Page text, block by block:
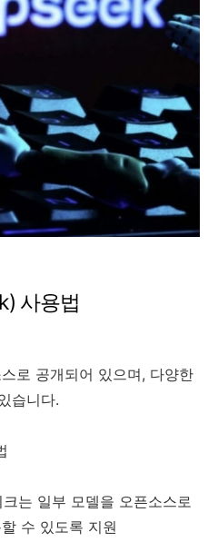
사용법
로 공개되어 있으며, 다양한
습니다.
는 일부 모델을 오픈소스로
수 있도록 지원